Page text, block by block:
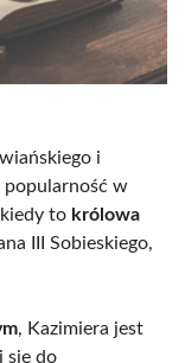
i
popularność w
to królowa
III Sobieskiego,
, Kazimiera jest
się do